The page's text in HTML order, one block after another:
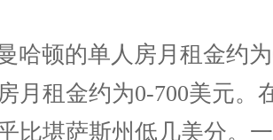
哈顿的单人房月租金约
月租金约为0-700美元。
比堪萨斯州低几美分。